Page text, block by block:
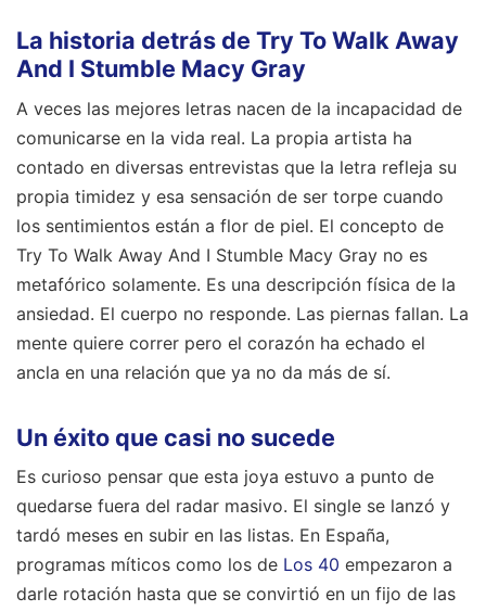
La historia detrás de Try To Walk Away
And I Stumble Macy Gray
A veces las mejores letras nacen de la incapacidad de
comunicarse en la vida real. La propia artista ha
contado en diversas entrevistas que la letra refleja su
propia timidez y esa sensación de ser torpe cuando
los sentimientos están a flor de piel. El concepto de
Try To Walk Away And I Stumble Macy Gray no es
metafórico solamente. Es una descripción física de la
ansiedad. El cuerpo no responde. Las piernas fallan. La
mente quiere correr pero el corazón ha echado el
ancla en una relación que ya no da más de sí.
Un éxito que casi no sucede
Es curioso pensar que esta joya estuvo a punto de
quedarse fuera del radar masivo. El single se lanzó y
tardó meses en subir en las listas. En España,
programas míticos como los de Los 40 empezaron a
darle rotación hasta que se convirtió en un fijo de las